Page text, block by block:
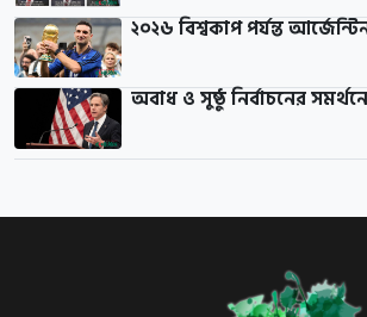
২০২৬ বিশ্বকাপ পর্যন্ত
অবাধ ও সুষ্ঠু নির্বাচনের